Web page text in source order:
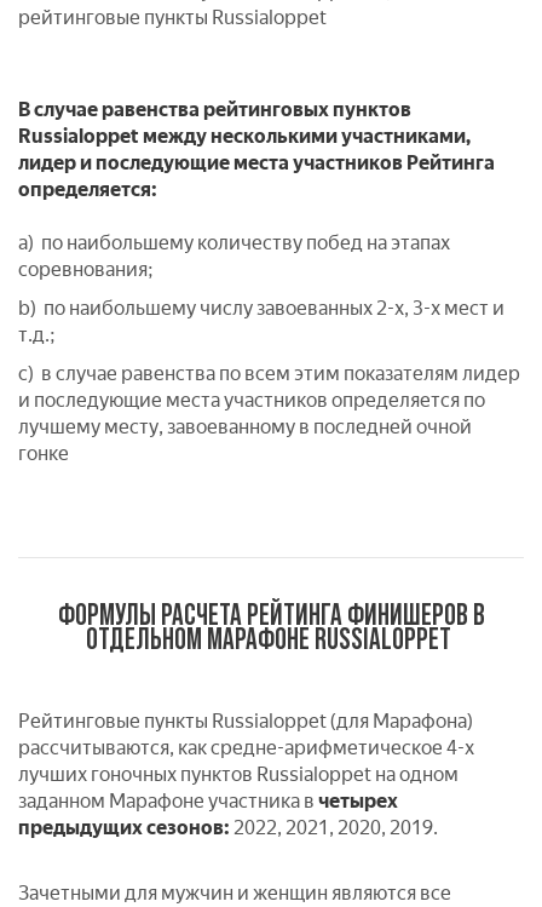
рейтинговые пункты Russialoppet
В случае равенства рейтинговых пунктов
Russialoppet между несколькими участниками,
лидер и последующие места участников Рейтинга
определяется:
a) по наибольшему количеству побед на этапах
соревнования;
b) по наибольшему числу завоеванных 2-х, 3-х мест и
т.д.;
c) в случае равенства по всем этим показателям лидер
и последующие места участников определяется по
лучшему месту, завоеванному в последней очной
гонке
ФОРМУЛЫ РАСЧЕТА РЕЙТИНГА ФИНИШЕРОВ В
ОТДЕЛЬНОМ МАРАФОНЕ RUSSIALOPPET
Рейтинговые пункты Russialoppet (для Марафона)
рассчитываются, как средне-арифметическое 4-х
лучших гоночных пунктов Russialoppet на одном
заданном Марафоне участника в четырех
предыдущих сезонов: 2022, 2021, 2020, 2019.
Зачетными для мужчин и женщин являются все